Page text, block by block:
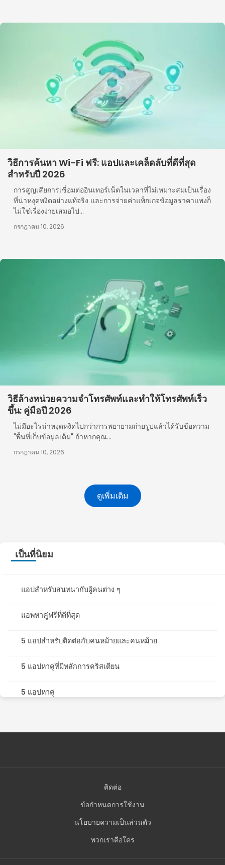
วิธีการค้นหา Wi-Fi ฟรี: แอปและเคล็ดลับที่ดีที่สุด
สำหรับปี 2026
การสูญเสียการเชื่อมต่ออินเทอร์เน็ตในเวลาที่ไม่เหมาะสมเป็นเรื่อง
ที่น่าหงุดหงิดอย่างแท้จริง และการจ่ายค่าแพ็กเกจข้อมูลราคาแพงก็
ไม่ใช่เรื่องง่ายเสมอไป...
กรกฎาคม 10, 2026
วิธีล้างหน่วยความจำโทรศัพท์และทำให้โทรศัพท์เร็ว
ขึ้น: คู่มือปี 2026
ไม่มีอะไรน่าหงุดหงิดไปกว่าการพยายามถ่ายรูปแล้วได้รับข้อความ
"พื้นที่เก็บข้อมูลเต็ม" ถ้าหากคุณ...
กรกฎาคม 10, 2026
ดูเพิ่มเติม
เป็นที่นิยม
แอปสำหรับสนทนากับผู้คนต่าง ๆ
แอพหาคู่ฟรีที่ดีที่สุด
5 แอปสำหรับติดต่อกับคนหม้ายและคนหม้าย
5 แอปหาคู่ที่มีหลักการคริสเตียน
5 แอปหาคู่
ติดต่อ
ข้อกำหนดการใช้งาน
นโยบายความเป็นส่วนตัว
พวกเราคือใคร